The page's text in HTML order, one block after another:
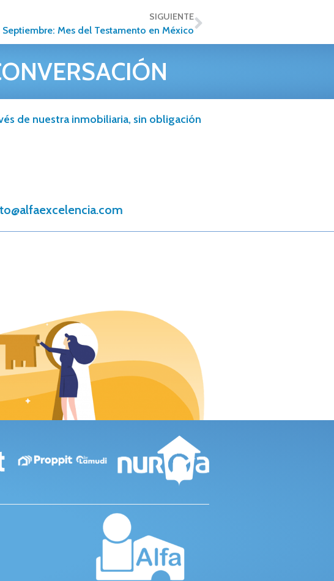
SIGUIENTE
Septiembre: Mes del Testamento en México
de nuestra inmobiliaria, sin obligación